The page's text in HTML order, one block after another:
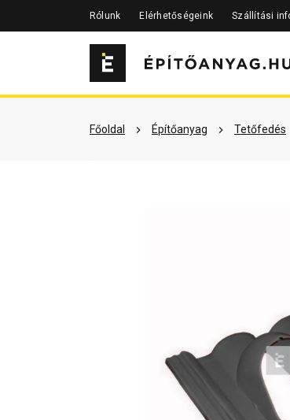
Rólunk Elérhetőségeink Szállítási
Főoldal Építőanyag Tetőfedés
Szükséged lehet rá